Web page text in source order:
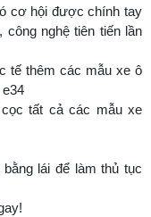
cơ hội được chính tay
nghệ tiên tiến lần
tế thêm các mẫu xe ô
tất cả các mẫu xe
lái để làm thủ tục